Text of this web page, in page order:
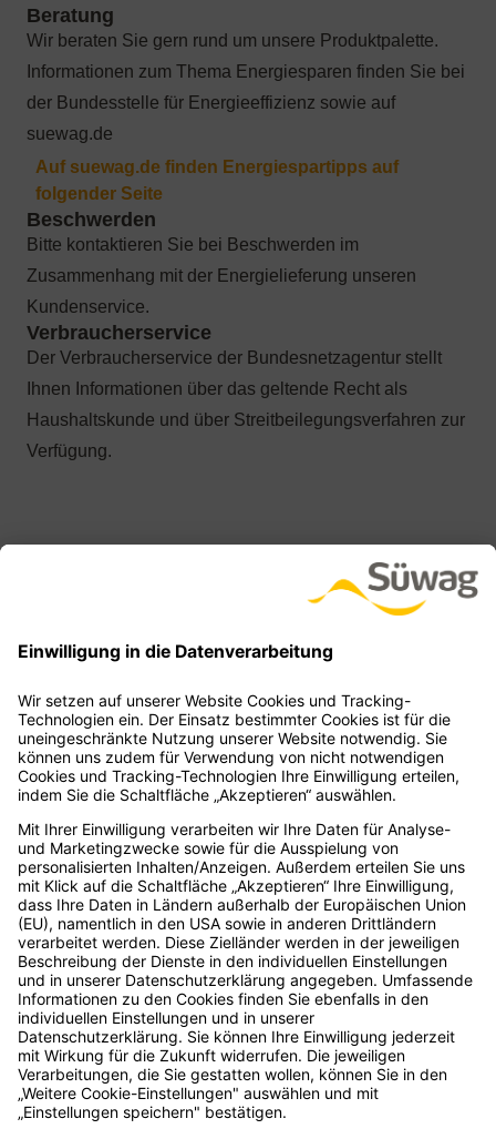
Wir beraten Sie gern rund um unsere Produktpalette.
Informationen zum Thema Energiesparen finden Sie bei
der Bundesstelle für Energieeffizienz sowie auf
suewag.de
Bitte kontaktieren Sie bei Beschwerden im
Zusammenhang mit der Energielieferung unseren
Kundenservice.
Der Verbraucherservice der Bundesnetzagentur stellt
Ihnen Informationen über das geltende Recht als
Haushaltskunde und über Streitbeilegungsverfahren zur
Verfügung.